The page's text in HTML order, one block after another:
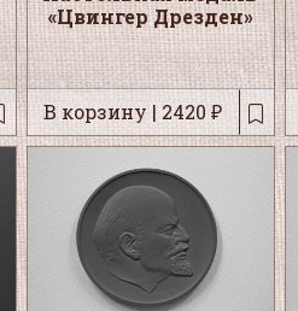
«Цвингер Дрезден»
В корзину | 2420 ₽